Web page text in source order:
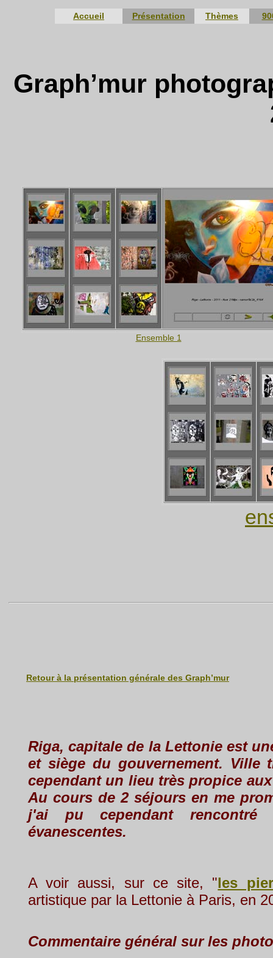
Accueil Présentation Thèmes
Graph’mur
Ensemble 1
Retour à la présentation générale des Graph’mur
Riga, capitale de la Lettonie est
et siège du gouvernement. Ville
cependant un lieu très propice
Au cours de 2 séjours en me
j'ai pu cependant rencontré
évanescentes.
A voir aussi, sur ce site, "les
artistique par la Lettonie à Paris, en
Commentaire général sur les